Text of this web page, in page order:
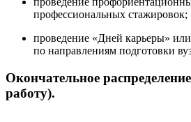
профессиональных стажировок;
проведение «Дней карьеры»
по направлениям подготовки
Окончательное
работу).